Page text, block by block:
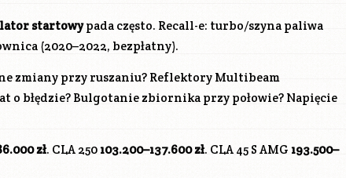
startowypada często. Recall-e: turbo/szyna paliwa
(2020–2022, bezpłatny).
zmiany przy ruszaniu? Reflektory Multibeam
o błędzie? Bulgotanie zbiornika przy połowie? Napięcie
zł. CLA 250103.200–137.600 zł. CLA 45 S AMG 193.500–